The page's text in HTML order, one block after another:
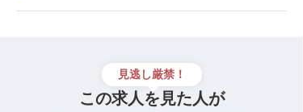
見逃し厳禁！
この求人を見た人が